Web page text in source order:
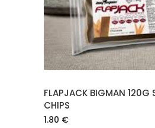
FLAPJACK BIGMAN 120G
CHIPS
1.80 €